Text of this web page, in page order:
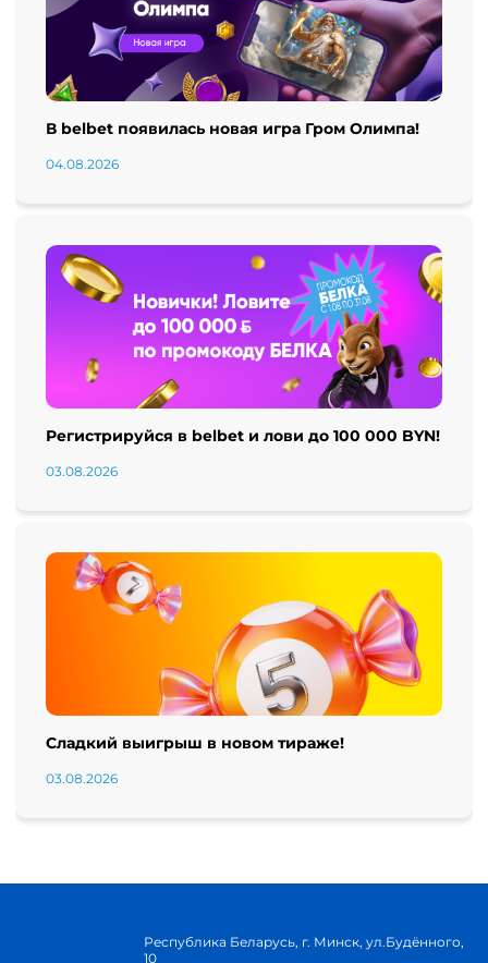
В belbet появилась новая игра Гром Олимпа!
04.08.2026
Регистрируйся в belbet и лови до 100 000 BYN!
03.08.2026
Сладкий выигрыш в новом тираже!
03.08.2026
Республика Беларусь, г. Минск, ул.Будённого,
10